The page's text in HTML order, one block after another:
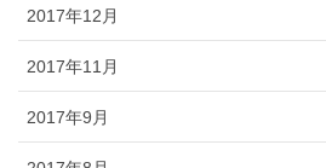
2017年12月
2017年11月
2017年9月